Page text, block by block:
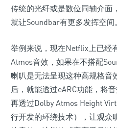
传统的光纤或是数位同轴介面
就让Soundbar有更多发挥空间。
举例来说，现在Netflix上已经
Atmos音效，如果在不搭配
喇叭是无法呈现这种高规格音
后，就能透过eARC功能，将
再透过Dolby Atmos Height
行开发的环绕技术），让观众